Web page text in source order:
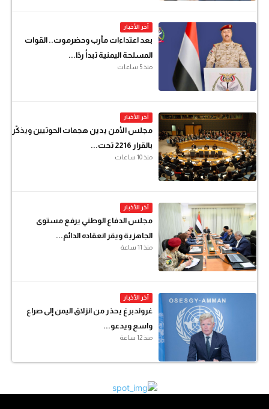
آخر الأخبار
بعد اعتداءات مأرب وحضرموت.. القوات
المسلحة اليمنية تبدأ ردًا...
منذ 5 ساعات
آخر الأخبار
مجلس الأمن يدين هجمات الحوثيين ويذكّر
بالقرار 2216 تحت...
منذ 10 ساعات
آخر الأخبار
مجلس الدفاع الوطني يرفع مستوى
الجاهزية ويقر انعقاده الدائم...
منذ 11 ساعة
آخر الأخبار
غروندبرغ يحذر من انزلاق اليمن إلى صراع
واسع ويدعو...
منذ 12 ساعة